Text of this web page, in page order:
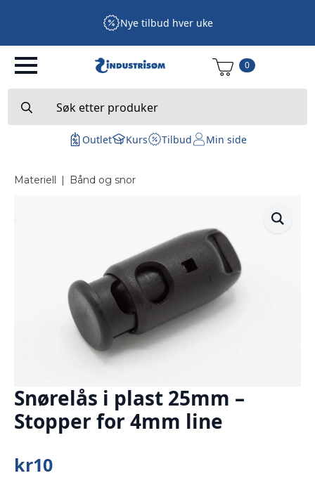
Nye tilbud hver uke
0
for:
Outlet Kurs Tilbud Min side
Materiell | Bånd og snor
Snørelås i plast 25mm –
Stopper for 4mm line
kr10